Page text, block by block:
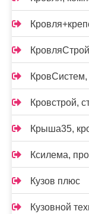
КровСистем,
Кровстрой,
Крыша35,
Ксилема,
Кузов плюс
Кузовной